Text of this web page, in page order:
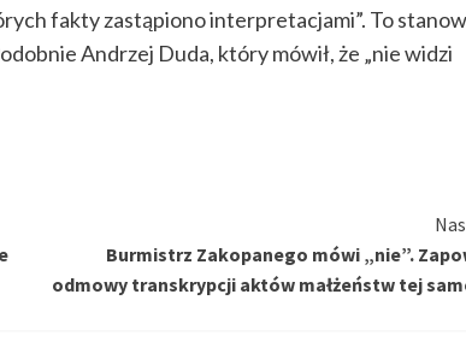
fakty zastąpiono interpretacjami”. To
Andrzej Duda, który mówił, że „nie widzi
Burmistrz Zakopanego mówi „nie”.
odmowy transkrypcji aktów małżeństw tej